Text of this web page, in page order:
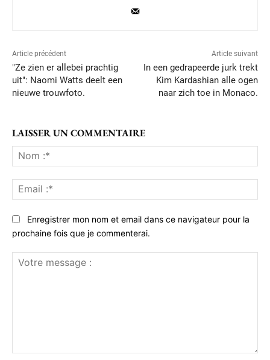
Article précédent
"Ze zien er allebei prachtig
uit": Naomi Watts deelt een
nieuwe trouwfoto.
Article suivant
In een gedrapeerde jurk trekt
Kim Kardashian alle ogen
naar zich toe in Monaco.
LAISSER UN COMMENTAIRE
:*
:*
Enregistrer mon nom et email dans ce navigateur pour la
prochaine fois que je commenterai.